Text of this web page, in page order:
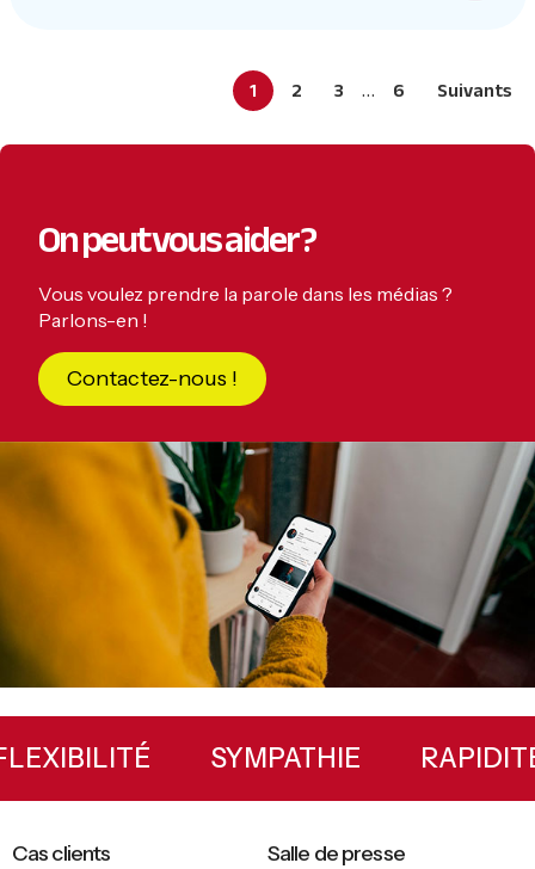
Page
1 Page
2 Page
3 Interim
omitted
… Page
6 Suivants
On peut vous aider ?
Vous voulez prendre la parole dans les médias ?
Parlons-en !
Contactez-nous !
Primary
Sidebar
FLEXIBILITÉ SYMPATHIE
Cas clients
Salle de presse